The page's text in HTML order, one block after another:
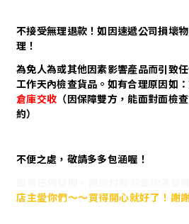
不接受無理退款！如因速遞公司損壞
理！
為免人為或其他因素影響產品而引致
工作天內檢查貨品。如有合理原因如
倉庫交收 （因保障雙方，能面對面檢
約）
不便之處，敬請多多包涵喔！
店主愛你們～～買得開心就好了！謝